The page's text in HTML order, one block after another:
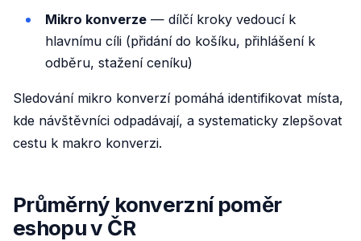
Mikro konverze — dílčí kroky vedoucí k
hlavnímu cíli (přidání do košíku, přihlášení k
odběru, stažení ceníku)
Sledování mikro konverzí pomáhá identifikovat místa,
kde návštěvníci odpadávají, a systematicky zlepšovat
cestu k makro konverzi.
Průměrný konverzní poměr
eshopu v ČR